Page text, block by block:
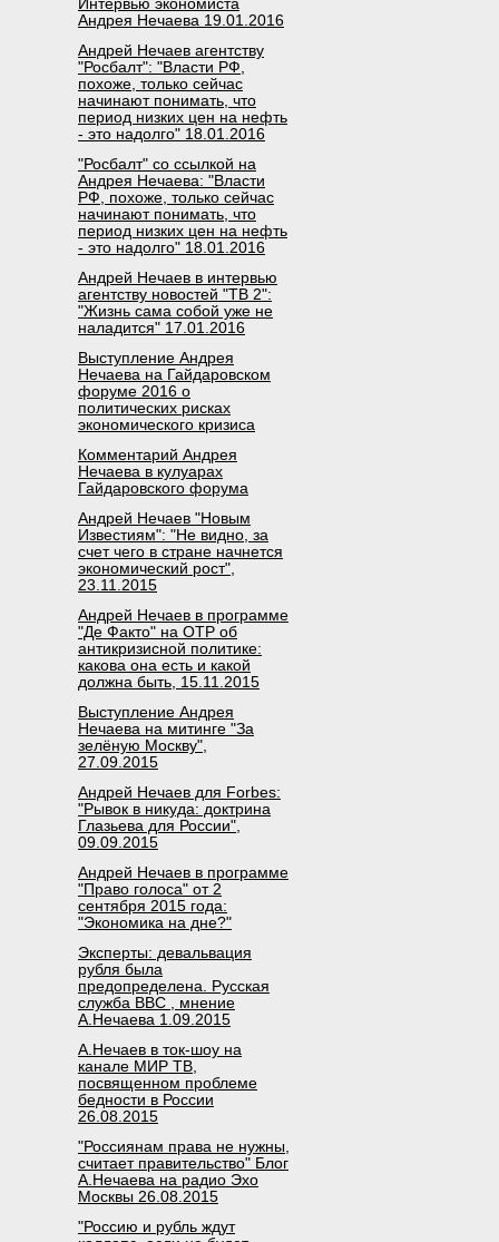
Андрея Нечаева 19.01.2016
Андрей Нечаев агентству
"Росбалт": "Власти РФ,
похоже, только сейчас
начинают понимать, что
период низких цен на нефть
- это надолго" 18.01.2016
"Росбалт" со ссылкой на
Андрея Нечаева: "Власти
РФ, похоже, только сейчас
начинают понимать, что
период низких цен на нефть
- это надолго" 18.01.2016
Андрей Нечаев в интервью
агентству новостей "ТВ 2":
"Жизнь сама собой уже не
наладится" 17.01.2016
Выступление Андрея
Нечаева на Гайдаровском
форуме 2016 о
политических рисках
экономического кризиса
Комментарий Андрея
Нечаева в кулуарах
Гайдаровского форума
Андрей Нечаев "Новым
Известиям": "Не видно, за
счет чего в стране начнется
экономический рост",
23.11.2015
Андрей Нечаев в программе
"Де Факто" на ОТР об
антикризисной политике:
какова она есть и какой
должна быть, 15.11.2015
Выступление Андрея
Нечаева на митинге "За
зелёную Москву",
27.09.2015
Андрей Нечаев для Forbes:
"Рывок в никуда: доктрина
Глазьева для России",
09.09.2015
Андрей Нечаев в программе
"Право голоса" от 2
сентября 2015 года:
"Экономика на дне?"
Эксперты: девальвация
рубля была
предопределена. Русская
служба BBC , мнение
А.Нечаева 1.09.2015
А.Нечаев в ток-шоу на
канале МИР ТВ,
посвященном проблеме
бедности в России
26.08.2015
"Россиянам права не нужны,
считает правительство" Блог
А.Нечаева на радио Эхо
Москвы 26.08.2015
"Россию и рубль ждут